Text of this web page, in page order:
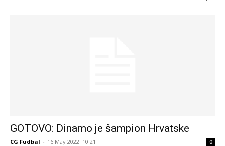
GOTOVO: Dinamo je šampion Hrvatske
CG Fudbal - 16 May 2022. 10:21 0